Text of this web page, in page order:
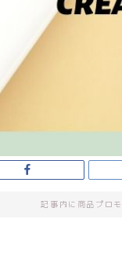
記事内に商品プロ